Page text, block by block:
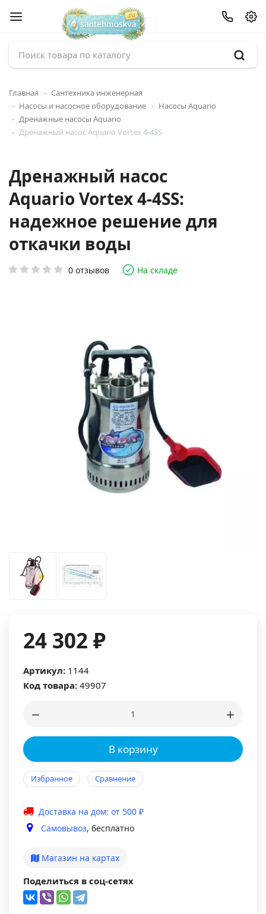
Главная
Сантехника инженерная
Насосы и насосное оборудование
Насосы Aquario
Дренажные насосы Aquario
Дренажный насос Aquario Vortex 4-4SS
Дренажный насос
Aquario Vortex 4-4SS:
надежное решение для
откачки воды
0 отзывов На складе
24 302 ₽
Артикул: 1144
Код товара: 49907
В корзину
Избранное Сравнение
Доставка на дом: от 500 ₽
Самовывоз, бесплатно
Магазин на картах
Поделиться в соц-сетях